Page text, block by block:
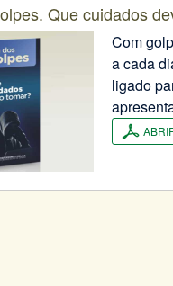
Que cuidados
Com
a cada
ligado